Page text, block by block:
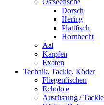
Ostseefische
Dorsch
Hering
Plattfisch
Hornhecht
Aal
Karpfen
Exoten
Technik, Tackle, Köder
Fliegenfischen
Echolote
Ausrüstung / Tackle